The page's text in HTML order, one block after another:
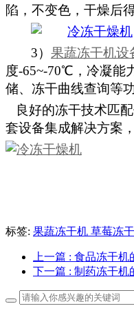
陷，不变色，干燥后
3） 果蔬冻干机设
度-65~-70℃，冷凝能
储、冻干曲线查询等
良好的冻干技术匹
套设备集成解决方案
标签: 果蔬冻干机 草莓冻
上一篇 : 食品冻干机
下一篇 : 制药冻干机